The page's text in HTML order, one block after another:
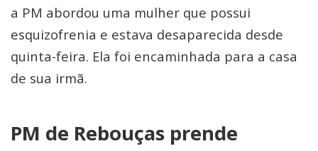
a PM abordou uma mulher que possui
esquizofrenia e estava desaparecida desde
quinta-feira. Ela foi encaminhada para a casa
de sua irmã.
PM de Rebouças prende